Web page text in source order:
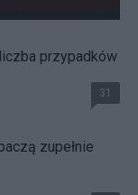
przypadków
31
zupełnie